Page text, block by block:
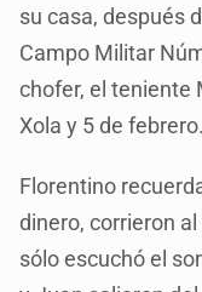
su casa, después
Campo Militar
chofer, el teniente
Xola y 5 de febrero.
Florentino
dinero, corrieron
sólo escuchó el